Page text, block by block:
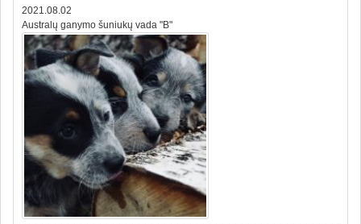
2021.08.02
Australų ganymo šuniukų vada "B"